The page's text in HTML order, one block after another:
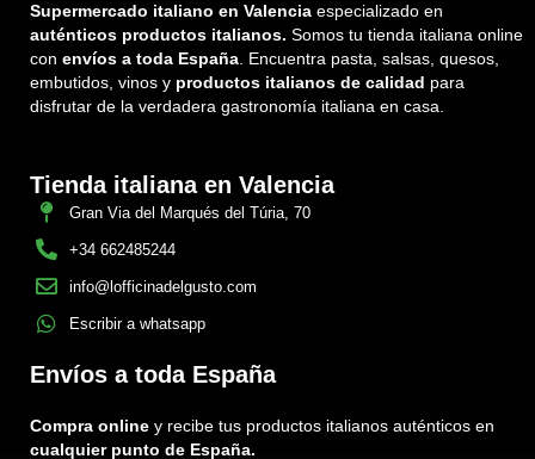
Supermercado italiano en Valencia especializado en
auténticos productos italianos. Somos tu tienda italiana online
con envíos a toda España . Encuentra pasta, salsas, quesos,
embutidos, vinos y productos italianos de calidad para
disfrutar de la verdadera gastronomía italiana en casa.
Tienda italiana en Valencia
Gran Via del Marqués del Túria, 70
+34 662485244
info@lofficinadelgusto.com
Escribir a whatsapp
Envíos a toda España
Compra online y recibe tus productos italianos auténticos en
cualquier punto de España.